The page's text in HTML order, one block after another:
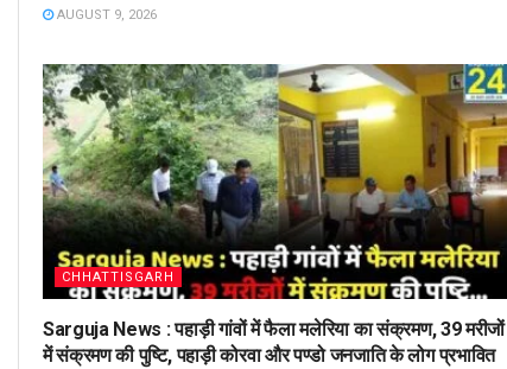
AUGUST 9, 2026
CHHATTISGARH
Sarguja News : पहाड़ी गांवों में फैला मलेरिया का संक्रमण, 39 मरीजों
में संक्रमण की पुष्टि, पहाड़ी कोरवा और पण्डो जनजाति के लोग प्रभावित